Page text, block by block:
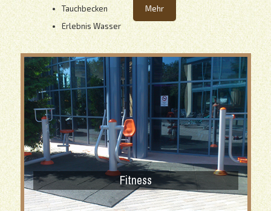
Tauchbecken
Erlebnis Wasser
Mehr
Fitness